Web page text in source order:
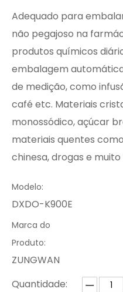
Adequado para
não pegajoso na
produtos químicos
embalagem
de medição, como
café etc. Materiais
monossódico, açúcar
materiais quentes
chinesa, drogas e muito
Modelo:
DXDO-K900E
Marca do
Produto:
ZUNGWAN
Quantidade: